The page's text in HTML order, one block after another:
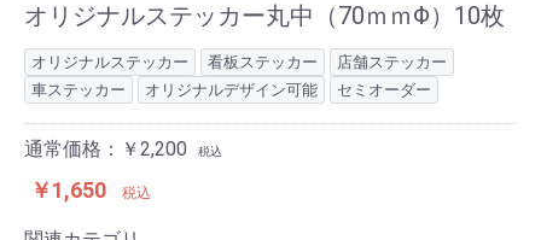
オリジナルステッカー丸中（70ｍｍΦ）10枚
オリジナルステッカー 看板ステッカー
店舗ステッカー
車ステッカー
オリジナルデザイン可能 セミオーダー
通常価格：￥2,200 税込
￥1,650 税込